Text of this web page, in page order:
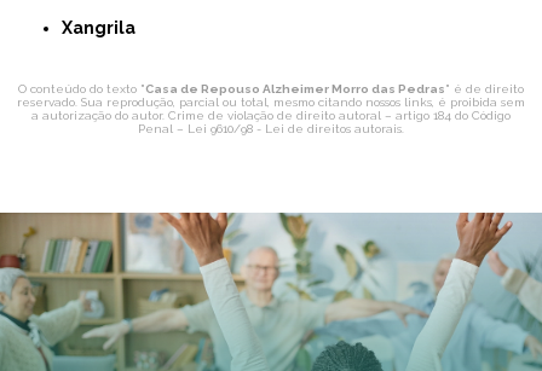
Xangrila
O conteúdo do texto "Casa de Repouso Alzheimer Morro das Pedras" é de direito
reservado. Sua reprodução, parcial ou total, mesmo citando nossos links, é proibida sem
a autorização do autor. Crime de violação de direito autoral – artigo 184 do Código
Penal – Lei 9610/98 - Lei de direitos autorais